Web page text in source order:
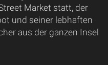
Market statt, der
und seiner lebhaften
aus der ganzen Insel